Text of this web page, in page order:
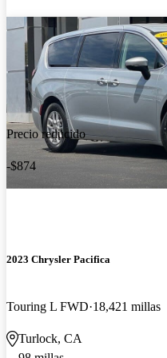
Precio reducido
-$874
2023 Chrysler Pacifica
Touring L FWD 18,421 millas
Turlock, CA